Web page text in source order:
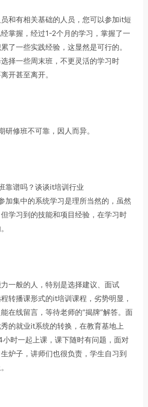
和有相关基础的人员，您可以参加it短
掌握，经过1-2个月的学习，掌握了一
了一些实践经验，这显然是可行的。
择一些周末班，不更灵活的学习时
开甚至离开。
研修班不可靠，因人而异。
靠谱吗？谈谈it培训行业
加集中的系统学习是理所当然的，虽然
学习到的技能和项目经验，在学习时
一般的人，特别是选择建议、面试
转播课形式的it培训课程，劣势明显，
在线留言，等待老师的“揭牌”解答。面
的就业it系统的转换，在教育基地上
时一起上课，课下随时有问题，面对
炉子，讲师们也很负责，学生自习到